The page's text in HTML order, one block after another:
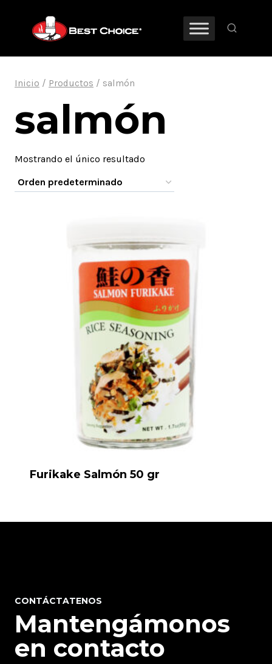
contenido
Inicio / Productos / salmón
salmón
Mostrando el único resultado
Furikake Salmón 50 gr
CONTÁCTATENOS
Mantengámonos
en contacto